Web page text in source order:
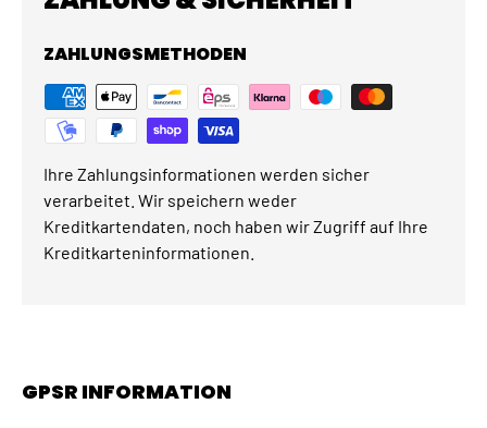
ZAHLUNGSMETHODEN
Ihre Zahlungsinformationen werden sicher
verarbeitet. Wir speichern weder
Kreditkartendaten, noch haben wir Zugriff auf Ihre
Kreditkarteninformationen.
GPSR INFORMATION